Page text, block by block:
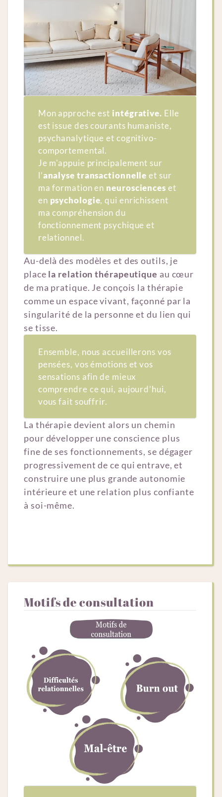
Mon approche est intégrative. Elle
est issue des courants humaniste,
psychanalytique et cognitivo-
comportemental.
Je m'appuie principalement sur
l’analyse transactionnelle et sur
ma formation en neurosciences et
en psychologie, qui enrichissent
ma compréhension du
fonctionnement psychique et
relationnel.
Au-delà des modèles et des outils, je
place la relation thérapeutique au cœur
de ma pratique. Je conçois la thérapie
comme un espace vivant, façonné par la
singularité de la personne et du lien qui
se tisse.
Ensemble, nous accueillerons vos
pensées, vos émotions et vos
sensations afin de mieux
comprendre ce qui, aujourd’hui,
vous fait souffrir.
La thérapie devient alors un chemin
pour développer une conscience plus
fine de ses fonctionnements, se dégager
progressivement de ce qui entrave, et
construire une plus grande autonomie
intérieure et une relation plus confiante
à soi-même.
Motifs de consultation